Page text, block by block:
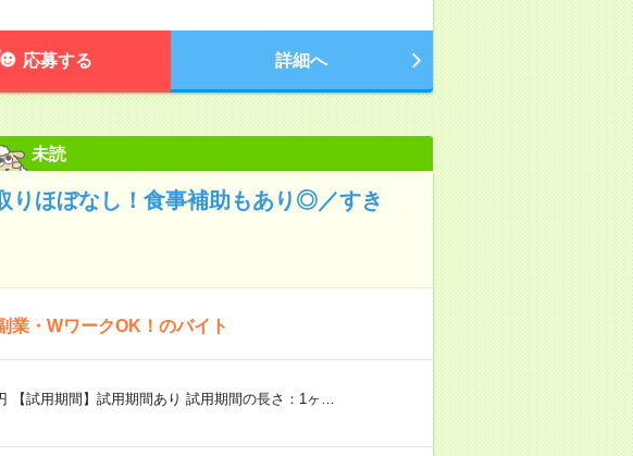
応募する 詳細へ
未読
りほぼなし！食事補助もあり◎／すき
業・WワークOK！のバイト
【試用期間】試用期間あり 試用期間の長さ：1ヶ…